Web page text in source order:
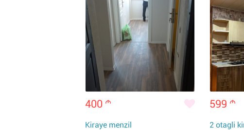
400 m
Kiraye menzil
599 m
2 otagli